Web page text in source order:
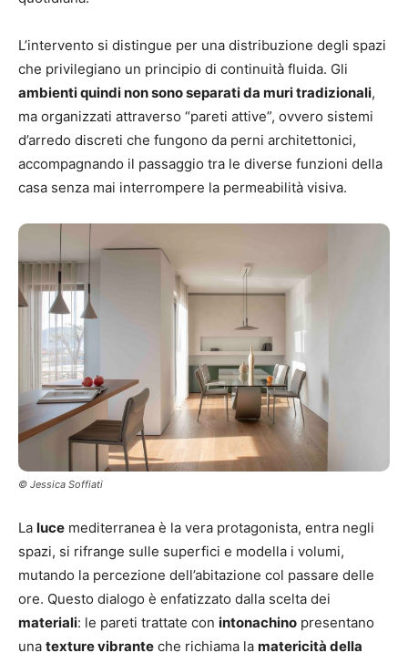
L’intervento si distingue per una distribuzione degli spazi
che privilegiano un principio di continuità fluida. Gli
ambienti quindi non sono separati da muri tradizionali,
ma organizzati attraverso “pareti attive”, ovvero sistemi
d’arredo discreti che fungono da perni architettonici,
accompagnando il passaggio tra le diverse funzioni della
casa senza mai interrompere la permeabilità visiva.
© Jessica Soffiati
La luce mediterranea è la vera protagonista, entra negli
spazi, si rifrange sulle superfici e modella i volumi,
mutando la percezione dell’abitazione col passare delle
ore. Questo dialogo è enfatizzato dalla scelta dei
materiali: le pareti trattate con intonachino presentano
una texture vibrante che richiama la matericità della